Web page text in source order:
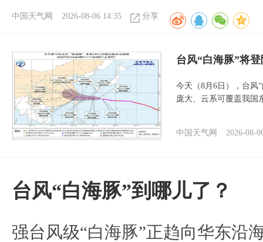
中国天气网 2026-08-06 14:35 分享
台风“白海豚”将
今天（8月6日），台风
庞大、云系可覆盖我国
中国天气网 2026-08-
台风“白海豚”到哪儿了？
强台风级“白海豚”正趋向华东沿